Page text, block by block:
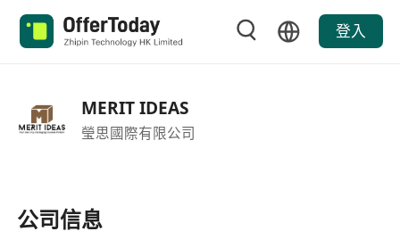
登入
MERIT IDEAS
瑩思國際有限公司
公司信息